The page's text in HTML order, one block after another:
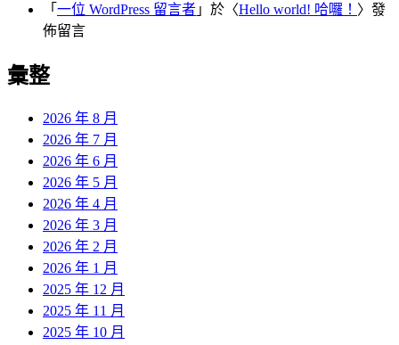
「 一位 WordPress 留言者 」於〈Hello world! 哈囉！ 〉發
佈留言
彙整
2026 年 8 月
2026 年 7 月
2026 年 6 月
2026 年 5 月
2026 年 4 月
2026 年 3 月
2026 年 2 月
2026 年 1 月
2025 年 12 月
2025 年 11 月
2025 年 10 月